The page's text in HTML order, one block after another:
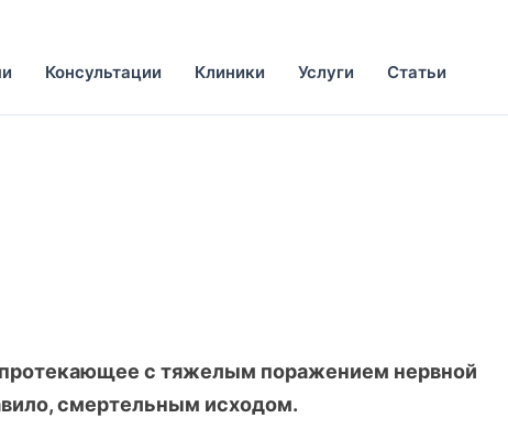
Консультации Клиники Услуги Статьи
с тяжелым поражением нервной
смертельным исходом.